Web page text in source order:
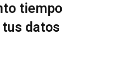
tiempo
datos